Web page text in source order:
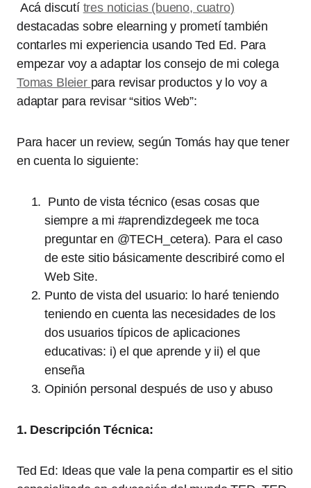
Acá discutí tres noticias (bueno, cuatro)
destacadas sobre elearning y prometí también
contarles mi experiencia usando Ted Ed. Para
empezar voy a adaptar los consejo de mi colega
Tomas Bleier para revisar productos y lo voy a
adaptar para revisar “sitios Web”:
Para hacer un review, según Tomás hay que tener
en cuenta lo siguiente:
Punto de vista técnico (esas cosas que
siempre a mi #aprendizdegeek me toca
preguntar en @TECH_cetera). Para el caso
de este sitio básicamente describiré como el
Web Site.
Punto de vista del usuario: lo haré teniendo
teniendo en cuenta las necesidades de los
dos usuarios típicos de aplicaciones
educativas: i) el que aprende y ii) el que
enseña
Opinión personal después de uso y abuso
1. Descripción Técnica:
Ted Ed: Ideas que vale la pena compartir es el sitio